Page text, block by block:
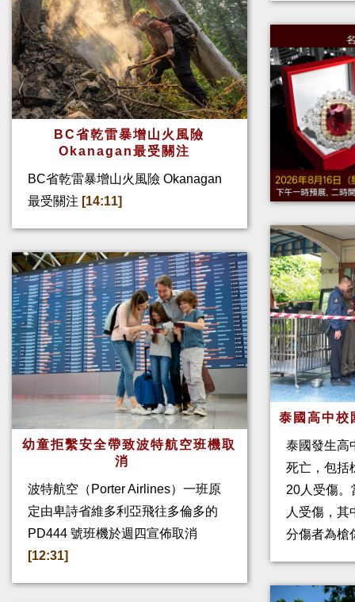
BC省乾雷暴增山火風險
Okanagan最受關注
BC省乾雷暴增山火風險 Okanagan
最受關注 [14:11]
幼童拒繫安全帶致波特航空班機取
消
波特航空（Porter Airlines）一班原
定由卑詩省維多利亞飛往多倫多的
PD444 號班機於週四宣佈取消
[12:31]
泰國高中
泰國發生高
死亡，包括
20人受傷
人受傷，其
分傷者為槍